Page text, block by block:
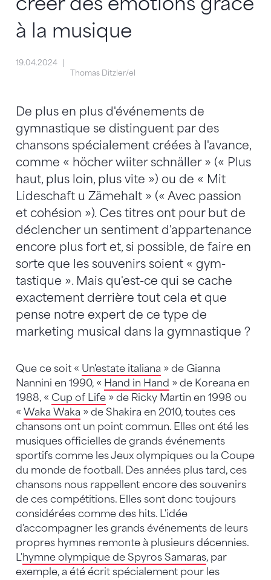
à la musique
19.04.2024
Thomas Ditzler/el
De plus en plus d'événements de
gymnastique se distinguent par des
chansons spécialement créées à l'avance,
comme « höcher wiiter schnäller » (« Plus
haut, plus loin, plus vite ») ou de « Mit
Lideschaft u Zämehalt » (« Avec passion
et cohésion »). Ces titres ont pour but de
déclencher un sentiment d'appartenance
encore plus fort et, si possible, de faire en
sorte que les souvenirs soient « gym-
tastique ». Mais qu'est-ce qui se cache
exactement derrière tout cela et que
pense notre expert de ce type de
marketing musical dans la gymnastique ?
Que ce soit « Un'estate italiana » de Gianna
Nannini en 1990, « Hand in Hand » de Koreana en
1988, « Cup of Life » de Ricky Martin en 1998 ou
« Waka Waka » de Shakira en 2010, toutes ces
chansons ont un point commun. Elles ont été les
musiques officielles de grands événements
sportifs comme les Jeux olympiques ou la Coupe
du monde de football. Des années plus tard, ces
chansons nous rappellent encore des souvenirs
de ces compétitions. Elles sont donc toujours
considérées comme des hits. L'idée
d'accompagner les grands événements de leurs
propres hymnes remonte à plusieurs décennies.
L'hymne olympique de Spyros Samaras, par
exemple, a été écrit spécialement pour les